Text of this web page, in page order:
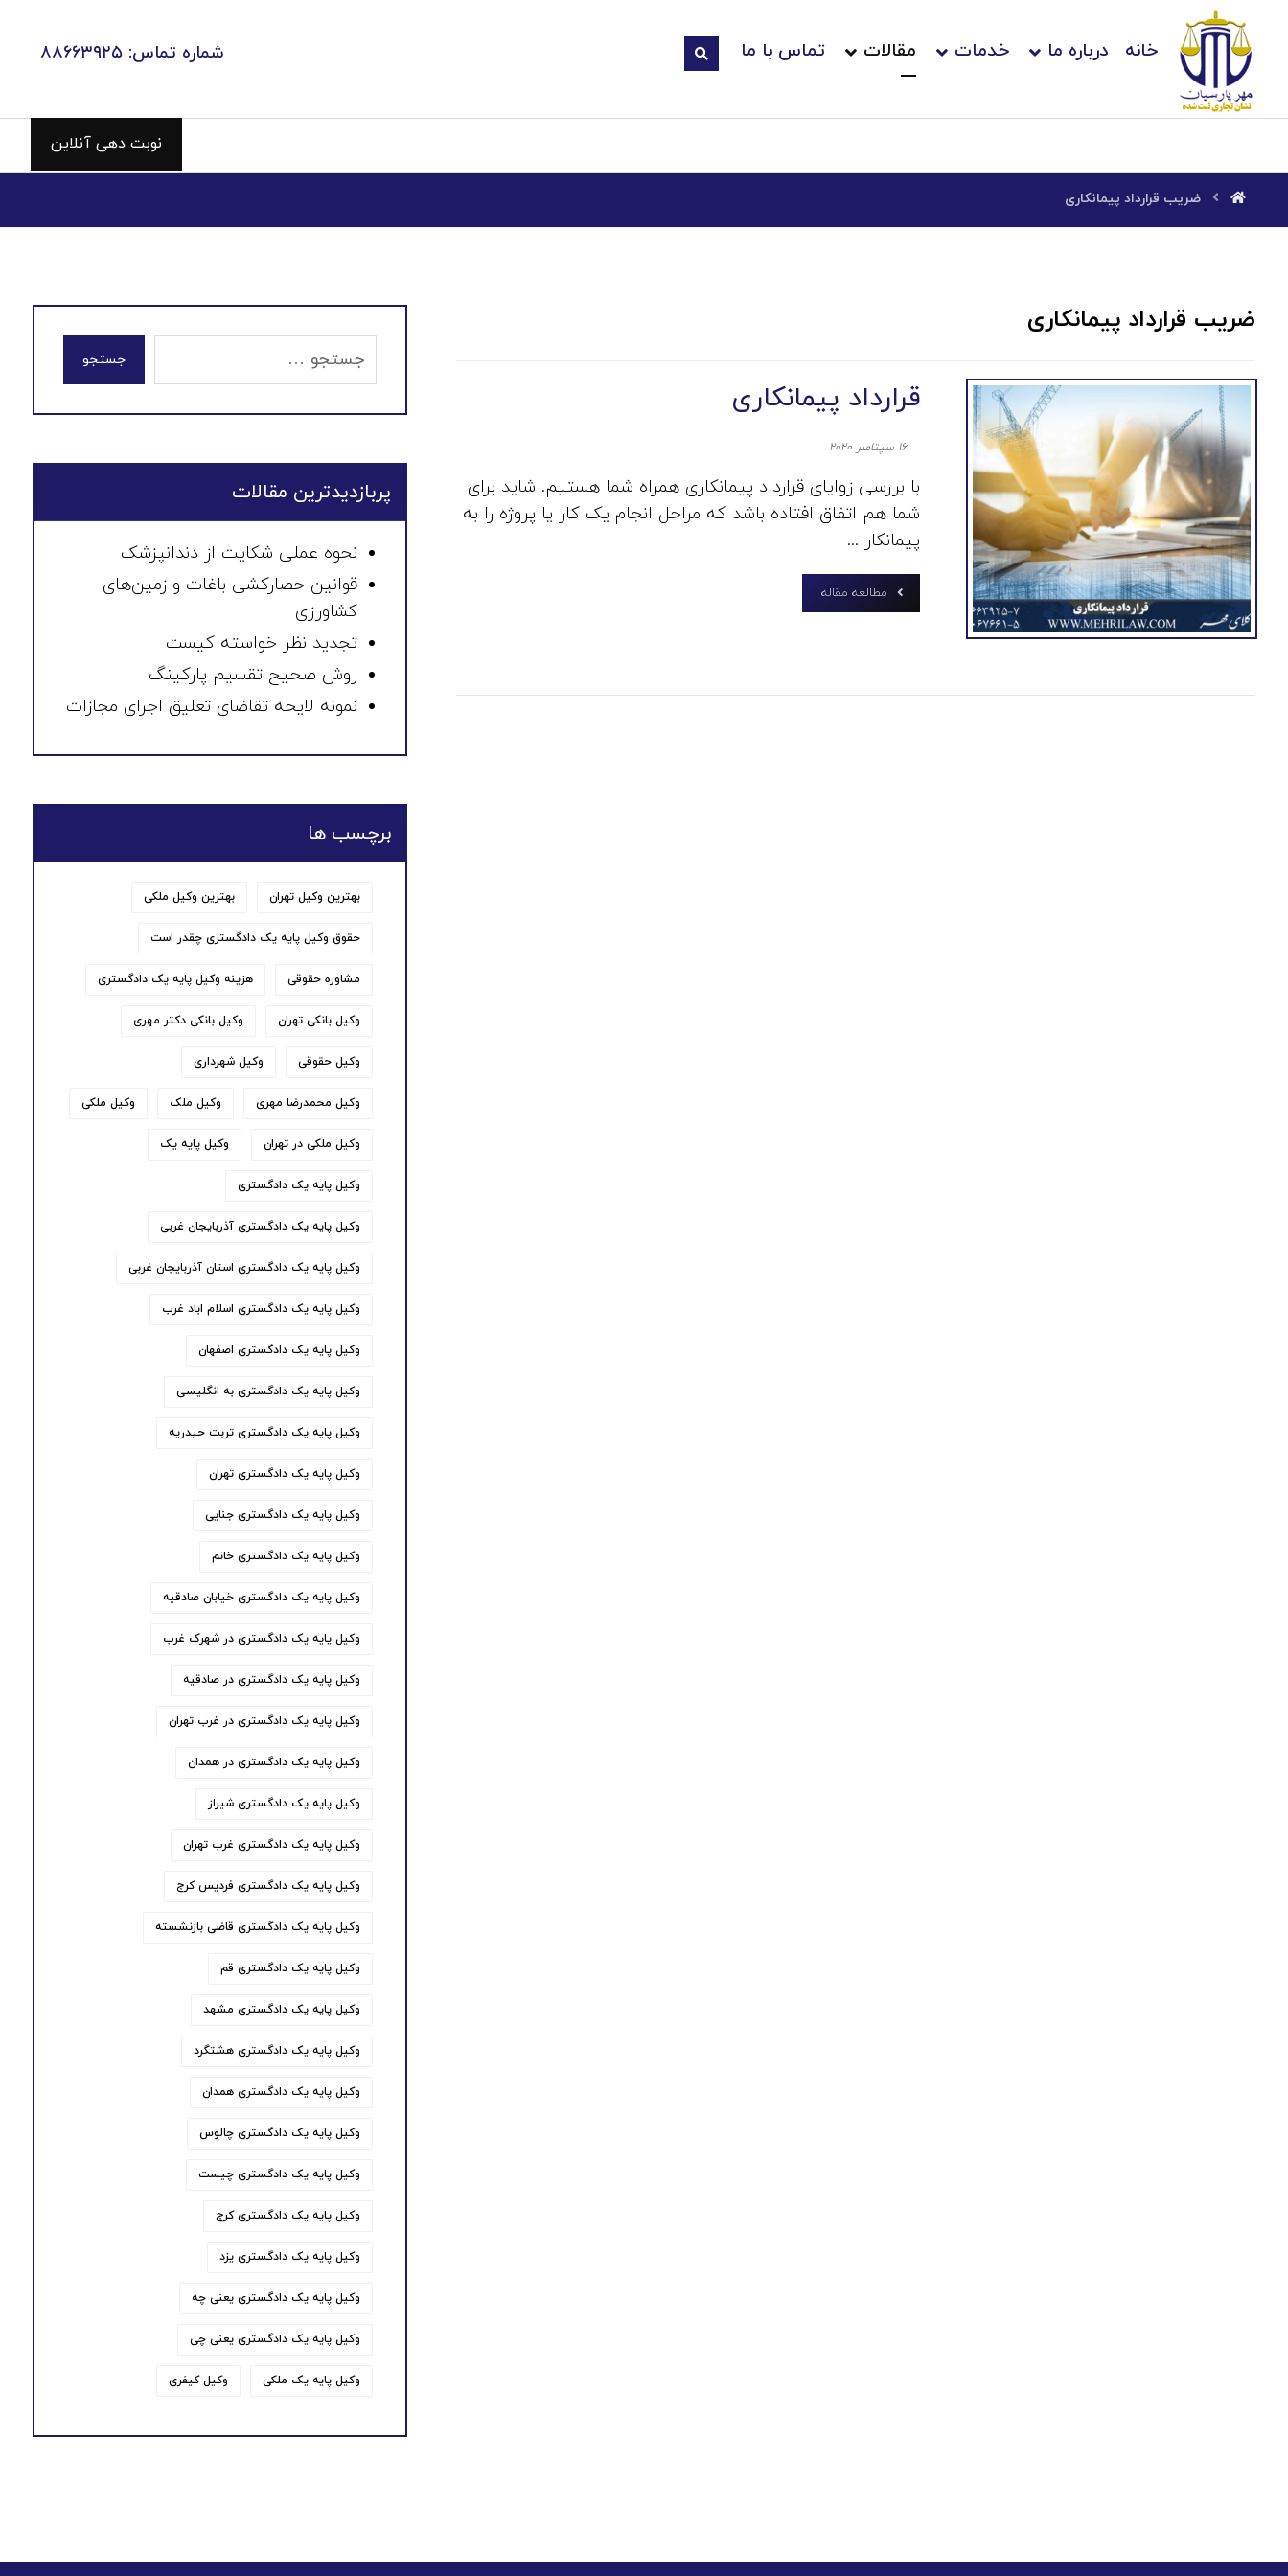
خانه درباره ما خدمات مقالات تماس با ما شماره تماس: ۸۸۶۶۳۹۲۵
نوبت دهی آنلاین
ضریب قرارداد پیمانکاری
ضریب قرارداد پیمانکاری
قرارداد پیمانکاری
۱۶ سپتامبر ۲۰۲۰
با بررسی زوایای قرارداد پیمانکاری همراه شما هستیم. شاید برای
شما هم اتفاق افتاده باشد که مراحل انجام یک کار یا پروژه را به
پیمانکار ...
مطالعه مقاله
جستجو
پربازدیدترین مقالات
نحوه عملی شکایت از دندانپزشک
قوانین حصارکشی باغات و زمین‌های
کشاورزی
تجدید نظر خواسته کیست
روش صحیح تقسیم پارکینگ
نمونه لایحه تقاضای تعلیق اجرای مجازات
برچسب ها
بهترین وکیل تهران بهترین وکیل ملکی
حقوق وکیل پایه یک دادگستری چقدر است
مشاوره حقوقی هزینه وکیل پایه یک دادگستری
وکیل بانکی تهران وکیل بانکی دکتر مهری
وکیل حقوقی وکیل شهرداری
وکیل محمدرضا مهری وکیل ملک وکیل ملکی
وکیل ملکی در تهران وکیل پایه یک
وکیل پایه یک دادگستری
وکیل پایه یک دادگستری آذربایجان غربی
وکیل پایه یک دادگستری استان آذربایجان غربی
وکیل پایه یک دادگستری اسلام اباد غرب
وکیل پایه یک دادگستری اصفهان
وکیل پایه یک دادگستری به انگلیسی
وکیل پایه یک دادگستری تربت حیدریه
وکیل پایه یک دادگستری تهران
وکیل پایه یک دادگستری جنایی
وکیل پایه یک دادگستری خانم
وکیل پایه یک دادگستری خیابان صادقیه
وکیل پایه یک دادگستری در شهرک غرب
وکیل پایه یک دادگستری در صادقیه
وکیل پایه یک دادگستری در غرب تهران
وکیل پایه یک دادگستری در همدان
وکیل پایه یک دادگستری شیراز
وکیل پایه یک دادگستری غرب تهران
وکیل پایه یک دادگستری فردیس کرج
وکیل پایه یک دادگستری قاضی بازنشسته
وکیل پایه یک دادگستری قم
وکیل پایه یک دادگستری مشهد
وکیل پایه یک دادگستری هشتگرد
وکیل پایه یک دادگستری همدان
وکیل پایه یک دادگستری چالوس
وکیل پایه یک دادگستری چیست
وکیل پایه یک دادگستری کرج
وکیل پایه یک دادگستری یزد
وکیل پایه یک دادگستری یعنی چه
وکیل پایه یک دادگستری یعنی چی
وکیل پایه یک ملکی وکیل کیفری